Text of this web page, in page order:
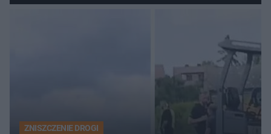
zdecyduje sąd rodzinny
ZNISZCZENIE DROGI